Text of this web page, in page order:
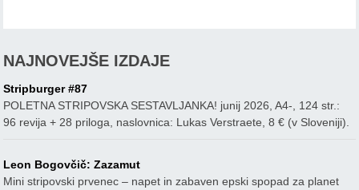
NAJNOVEJŠE IZDAJE
Stripburger #87
POLETNA STRIPOVSKA SESTAVLJANKA! junij 2026, A4-, 124 str.:
96 revija + 28 priloga, naslovnica: Lukas Verstraete, 8 € (v Sloveniji).
Leon Bogovčič: Zazamut
Mini stripovski prvenec – napet in zabaven epski spopad za planet